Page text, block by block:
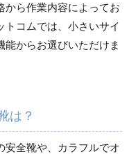
般作業安全靴・ゴム2
短靴
半長靴
から作業内容によってお
トコムでは、小さいサイ
能からお選びいただけま
は？
安全靴や、
カラフルでオ